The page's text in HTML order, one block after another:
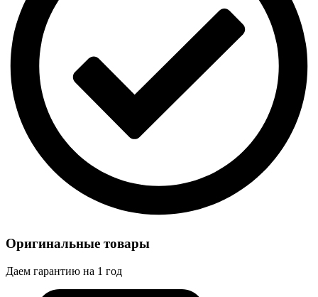
Оригинальные товары
Даем гарантию на 1 год